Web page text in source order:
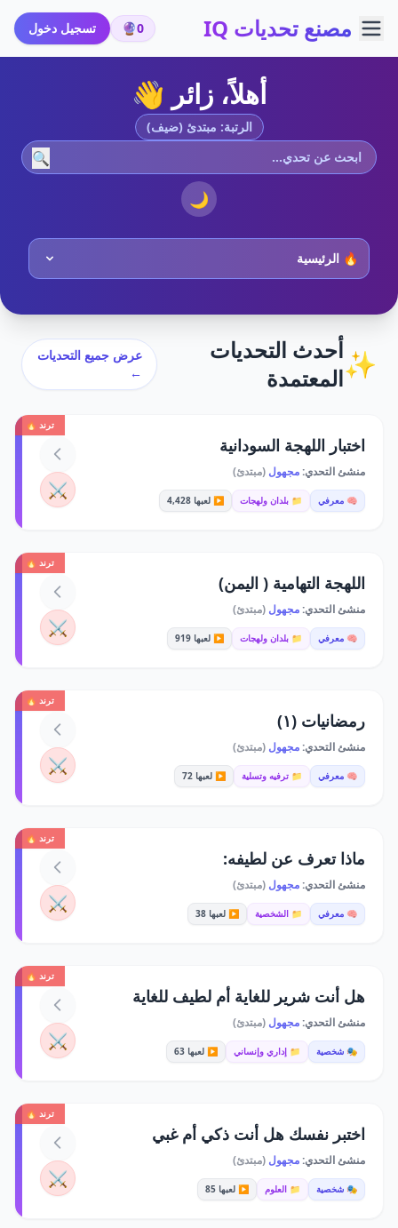
مصنع تحديات IQ 0
🔮 تسجيل دخول
أهلاً، زائر 👋
الرتبة: مبتدئ (ضيف)
🔍
🌙
✨أحدث التحديات
المعتمدة
عرض جميع التحديات
←
ترند 🔥
اختبار اللهجة السودانية
منشئ التحدي:مجهول (مبتدئ)
🧠 معرفي 📁 بلدان ولهجات ▶️ لعبها 4,428 ⚔️
ترند 🔥
اللهجة التهامية ( اليمن)
منشئ التحدي:مجهول (مبتدئ)
🧠 معرفي 📁 بلدان ولهجات ▶️ لعبها 919 ⚔️
ترند 🔥
رمضانيات (١)
منشئ التحدي:مجهول (مبتدئ)
🧠 معرفي 📁 ترفيه وتسلية ▶️ لعبها 72 ⚔️
ترند 🔥
ماذا تعرف عن لطيفه:
منشئ التحدي:مجهول (مبتدئ)
🧠 معرفي 📁 الشخصية ▶️ لعبها 38 ⚔️
ترند 🔥
هل أنت شرير للغاية أم لطيف للغاية
منشئ التحدي:مجهول (مبتدئ)
🎭 شخصية 📁 إداري وإنساني ▶️ لعبها 63 ⚔️
ترند 🔥
اختبر نفسك هل أنت ذكي أم غبي
منشئ التحدي:مجهول (مبتدئ)
🎭 شخصية 📁 العلوم ▶️ لعبها 85 ⚔️